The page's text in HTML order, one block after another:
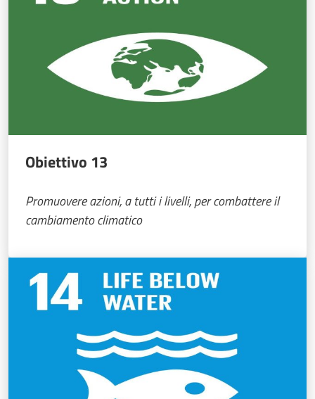
Obiettivo 13
Promuovere azioni, a tutti i livelli, per combattere il
cambiamento climatico